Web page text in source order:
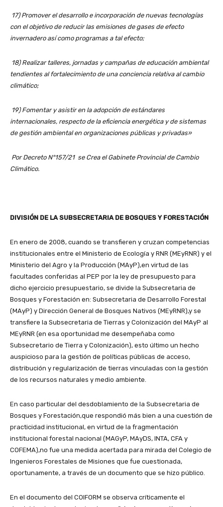
17) Promover el desarrollo e incorporación de nuevas tecnologías
con el objetivo de reducir las emisiones de gases de efecto
invernadero así como programas a tal efecto;
18) Realizar talleres, jornadas y campañas de educación ambiental
tendientes al fortalecimiento de una conciencia relativa al cambio
climático;
19) Fomentar y asistir en la adopción de estándares
internacionales, respecto de la eficiencia energética y de sistemas
de gestión ambiental en organizaciones públicas y privadas»
Por Decreto N°157/21 se Crea el Gabinete Provincial de Cambio
Climático.
DIVISIÓN DE LA SUBSECRETARIA DE BOSQUES Y FORESTACIÓN
En enero de 2008, cuando se transfieren y cruzan competencias
institucionales entre el Ministerio de Ecología y RNR (MEyRNR) y el
Ministerio del Agro y la Producción (MAyP),en virtud de las
facultades conferidas al PEP por la ley de presupuesto para
dicho ejercicio presupuestario, se divide la Subsecretaria de
Bosques y Forestación en: Subsecretaria de Desarrollo Forestal
(MAyP) y Dirección General de Bosques Nativos (MEyRNR),y se
transfiere la Subsecretaria de Tierras y Colonización del MAyP al
MEyRNR (en esa oportunidad me desempeñaba como
Subsecretario de Tierra y Colonización), esto último un hecho
auspicioso para la gestión de políticas públicas de acceso,
distribución y regularización de tierras vinculadas con la gestión
de los recursos naturales y medio ambiente.
En caso particular del desdoblamiento de la Subsecretaria de
Bosques y Forestación,que respondió más bien a una cuestión de
practicidad institucional, en virtud de la fragmentación
institucional forestal nacional (MAGyP, MAyDS, INTA, CFA y
COFEMA),no fue una medida acertada para mirada del Colegio de
Ingenieros Forestales de Misiones que fue cuestionada,
oportunamente, a través de un documento que se hizo público.
En el documento del COIFORM se observa críticamente el